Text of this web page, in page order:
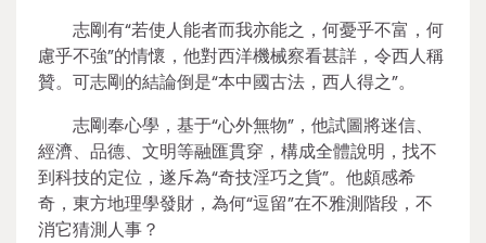
志剛有“若使人能者而我亦能之，何憂乎不富，何
慮乎不強”的情懷，他對西洋機械察看甚詳，令西人稱
贊。可志剛的結論倒是“本中國古法，西人得之”。
志剛奉心學，基于“心外無物”，他試圖將迷信、
經濟、品德、文明等融匯貫穿，構成全體說明，找不
到科技的定位，遂斥為“奇技淫巧之貨”。他頗感希
奇，東方地理學發財，為何“逗留”在不雅測階段，不
消它猜測人事？